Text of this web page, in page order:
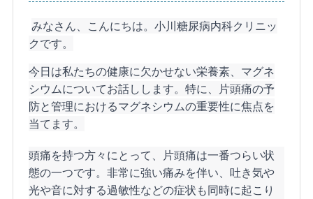
みなさん、こんにちは。小川糖尿病内科クリニッ
クです。
今日は私たちの健康に欠かせない栄養素、マグネ
シウムについてお話しします。特に、片頭痛の予
防と管理におけるマグネシウムの重要性に焦点を
当てます。
頭痛を持つ方々にとって、片頭痛は一番つらい状
態の一つです。非常に強い痛みを伴い、吐き気や
光や音に対する過敏性などの症状も同時に起こり